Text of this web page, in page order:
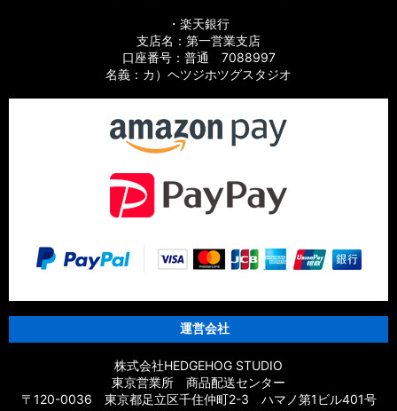
・楽天銀行
支店名：第一営業支店
口座番号：普通 7088997
名義：カ）ヘツジホツグスタジオ
運営会社
株式会社HEDGEHOG STUDIO
東京営業所 商品配送センター
〒120-0036 東京都足立区千住仲町2-3 ハマノ第1ビル401号